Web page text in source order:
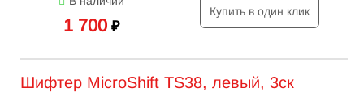
1 700 ₽
Купить в один клик
Шифтер MicroShift TS38, левый, 3ск